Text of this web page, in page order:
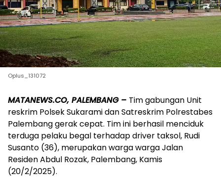
Oplus_131072
MATANEWS.CO, PALEMBANG – Tim gabungan Unit
reskrim Polsek Sukarami dan Satreskrim Polrestabes
Palembang gerak cepat. Tim ini berhasil menciduk
terduga pelaku begal terhadap driver taksol, Rudi
Susanto (36), merupakan warga warga Jalan
Residen Abdul Rozak, Palembang, Kamis
(20/2/2025).